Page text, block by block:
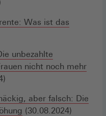
Was ist das
unbezahlte
nicht noch mehr
aber falsch: Die
(30.08.2024)